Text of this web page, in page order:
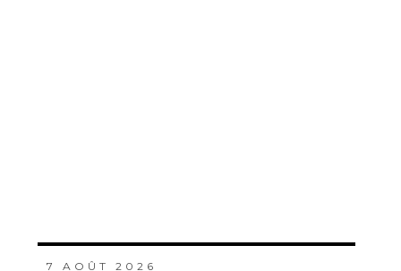
7 AOÛT 2026